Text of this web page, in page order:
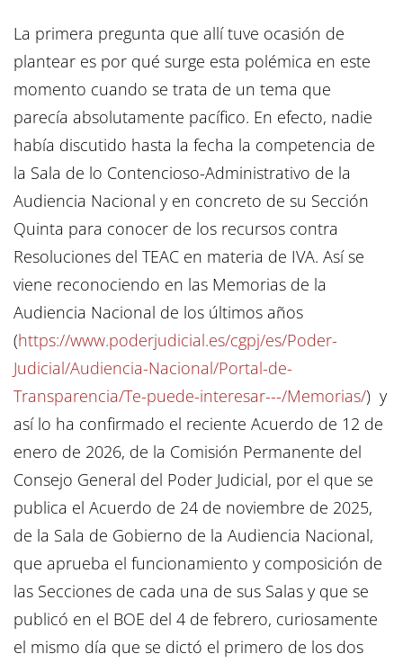
La primera pregunta que allí tuve ocasión de
plantear es por qué surge esta polémica en este
momento cuando se trata de un tema que
parecía absolutamente pacífico. En efecto, nadie
había discutido hasta la fecha la competencia de
la Sala de lo Contencioso-Administrativo de la
Audiencia Nacional y en concreto de su Sección
Quinta para conocer de los recursos contra
Resoluciones del TEAC en materia de IVA. Así se
viene reconociendo en las Memorias de la
Audiencia Nacional de los últimos años
(https://www.poderjudicial.es/cgpj/es/Poder-
Judicial/Audiencia-Nacional/Portal-de-
Transparencia/Te-puede-interesar---/Memorias/) y
así lo ha confirmado el reciente Acuerdo de 12 de
enero de 2026, de la Comisión Permanente del
Consejo General del Poder Judicial, por el que se
publica el Acuerdo de 24 de noviembre de 2025,
de la Sala de Gobierno de la Audiencia Nacional,
que aprueba el funcionamiento y composición de
las Secciones de cada una de sus Salas y que se
publicó en el BOE del 4 de febrero, curiosamente
el mismo día que se dictó el primero de los dos